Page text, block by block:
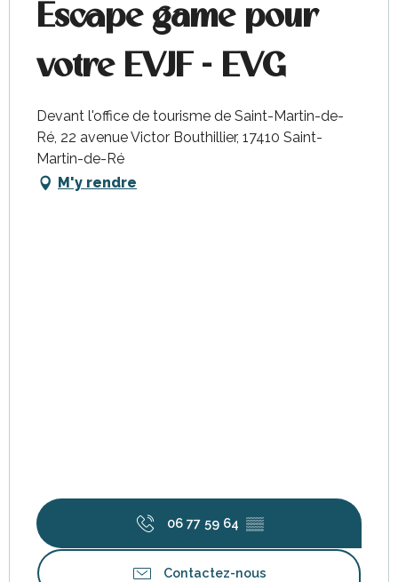
Escape game pour
votre EVJF - EVG
Devant l'office de tourisme de Saint-Martin-de-
Ré, 22 avenue Victor Bouthillier, 17410 Saint-
Martin-de-Ré
M'y rendre
06 77 59 64 ▒▒
Contactez-nous